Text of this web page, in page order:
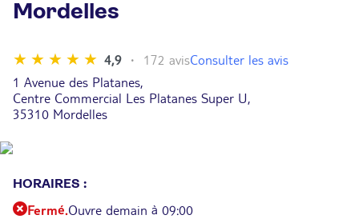
Mordelles
4,9 172 avisConsulter les avis
1 Avenue des Platanes,
Centre Commercial Les Platanes Super U,
35310 Mordelles
HORAIRES :
Fermé.Ouvre demain à 09:00